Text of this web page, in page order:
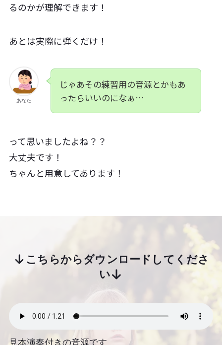
るのかが理解できます！
あとは実際に弾くだけ！
あなた
じゃあその練習用の音源とかもあ
ったらいいのになぁ…
って思いましたよね？？
大丈夫です！
ちゃんと用意してあります！
こちらからダウンロードしてくださ
い
見本演奏付きの音源です